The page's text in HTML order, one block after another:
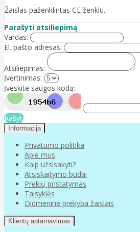
Žaislas paženklintas CE ženklu.
Parašyti atsiliepimą
Vardas:
El. pašto adresas:
Atsiliepimas:
Įvertinimas:
Įveskite saugos kodą:
Rašyti
Informacija
Privatumo politika
Apie mus
Kaip užsisakyti?
Atsiskaitymo būdai
Prekių pristatymas
Taisyklės
Didmeninė prekyba žaislais
Klientų aptarnavimas